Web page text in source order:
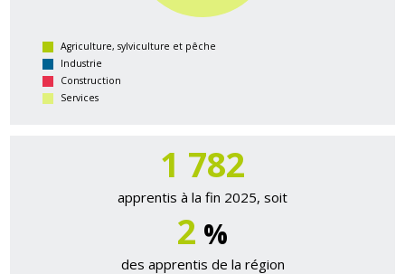
Agriculture, sylviculture et pêche
Industrie
Construction
Services
1 790
apprentis à la fin 2025, soit
2 %
des apprentis de la région